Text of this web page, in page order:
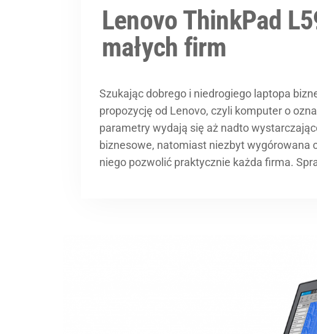
Lenovo ThinkPad
małych firm
Szukając dobrego i niedrogiego laptopa
propozycję od Lenovo, czyli komputer o
parametry wydają się aż nadto
biznesowe, natomiast niezbyt wygórowana
niego pozwolić praktycznie każda firma.